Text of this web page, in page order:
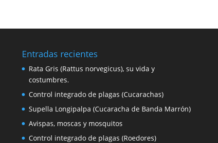
Entradas recientes
Rata Gris (Rattus norvegicus), su vida y
costumbres.
Control integrado de plagas (Cucarachas)
Supella Longipalpa (Cucaracha de Banda Marrón)
Avispas, moscas y mosquitos
Control integrado de plagas (Roedores)